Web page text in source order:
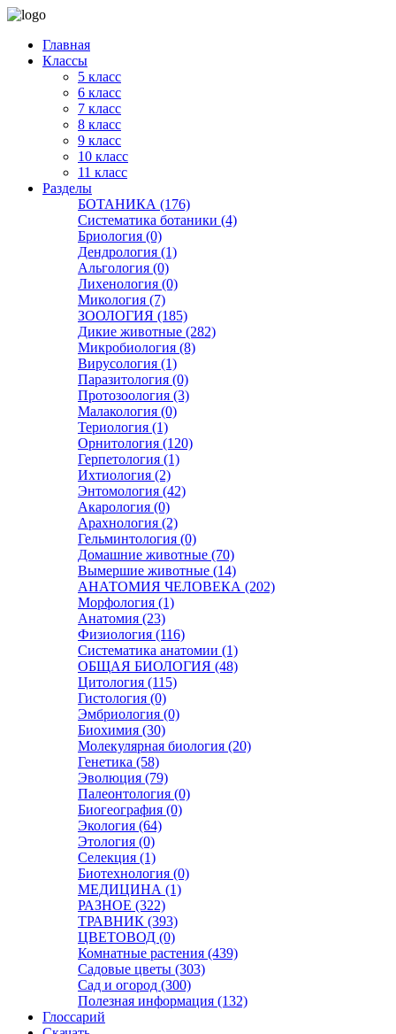
Главная
Классы
5 класс
6 класс
7 класс
8 класс
9 класс
10 класс
11 класс
Разделы
БОТАНИКА (176)
Систематика ботаники (4)
Бриология (0)
Дендрология (1)
Альгология (0)
Лихенология (0)
Микология (7)
ЗООЛОГИЯ (185)
Дикие животные (282)
Микробиология (8)
Вирусология (1)
Паразитология (0)
Протозоология (3)
Малакология (0)
Териология (1)
Орнитология (120)
Герпетология (1)
Ихтиология (2)
Энтомология (42)
Акарология (0)
Арахнология (2)
Гельминтология (0)
Домашние животные (70)
Вымершие животные (14)
АНАТОМИЯ ЧЕЛОВЕКА (202)
Морфология (1)
Анатомия (23)
Физиология (116)
Систематика анатомии (1)
ОБЩАЯ БИОЛОГИЯ (48)
Цитология (115)
Гистология (0)
Эмбриология (0)
Биохимия (30)
Молекулярная биология (20)
Генетика (58)
Эволюция (79)
Палеонтология (0)
Биогеография (0)
Экология (64)
Этология (0)
Селекция (1)
Биотехнология (0)
МЕДИЦИНА (1)
РАЗНОЕ (322)
ТРАВНИК (393)
ЦВЕТОВОД (0)
Комнатные растения (439)
Садовые цветы (303)
Сад и огород (300)
Полезная информация (132)
Глоссарий